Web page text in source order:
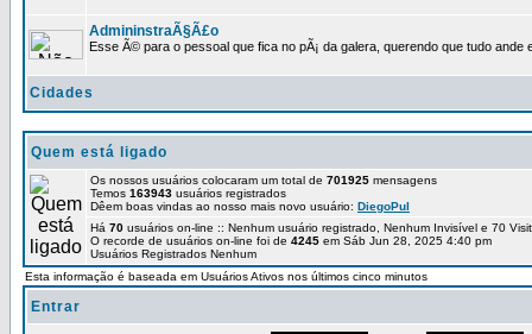
AdmininstraÃ§Ã£o
Esse Ã© para o pessoal que fica no pÃ¡ da galera, querendo que tudo ande
Cidades
Quem está ligado
Os nossos usuários colocaram um total de 701925 mensagens
Temos 163943 usuários registrados
Dêem boas vindas ao nosso mais novo usuário: DiegoPul
Há 70 usuários on-line :: Nenhum usuário registrado, Nenhum Invisível e 70
O recorde de usuários on-line foi de 4245 em Sáb Jun 28, 2025 4:40 pm
Usuários Registrados Nenhum
Esta informação é baseada em Usuários Ativos nos últimos cinco minutos
Entrar